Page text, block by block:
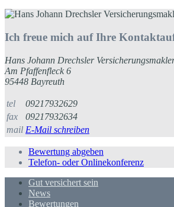
Ich freue mich auf Ihre
Hans Johann Drechsler
Am Pfaffenfleck 6
95448 Bayreuth
tel
09217932629
fax
09217932634
mail E-Mail schreiben
Bewertung abgeben
Telefon- oder Onlinekonferenz
Gut versichert sein
News
Bewertungen